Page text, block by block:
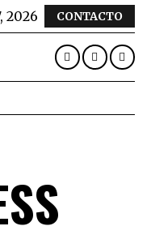
2026 CONTACTO